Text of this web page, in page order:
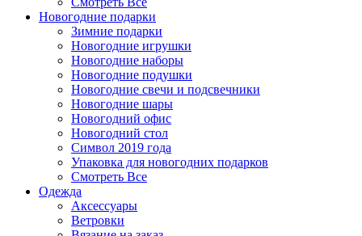
Новогодние подарки
Зимние подарки
Новогодние игрушки
Новогодние наборы
Новогодние подушки
Новогодние свечи и подсвечники
Новогодние шары
Новогодний офис
Новогодний стол
Символ 2019 года
Упаковка для новогодних подарков
Смотреть Все
Одежда
Аксессуары
Ветровки